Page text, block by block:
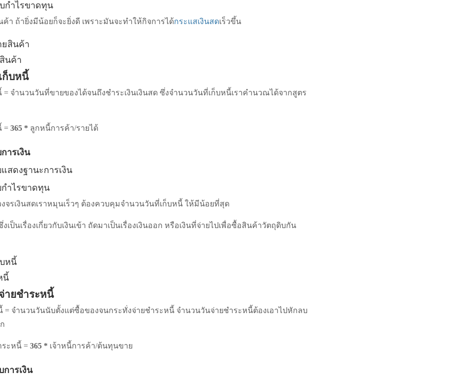
กำไรขาดทุน
า ถ้ายิ่งมีน้อยก็จะยิ่งดี เพราะมันจะทำให้กิจการได้กระแสเงินสดเร็วขึ้น
นค้า
ก็บหนี้
= จำนวนวันที่ขายของได้จนถึงชำระเงินเงินสด ซึ่งจำนวนวันที่เก็บหนี้เราคำนวณได้จากสูตร
= 365 * ลูกหนี้การค้า/รายได้
ารเงิน
แสดงฐานะการเงิน
กำไรขาดทุน
งจรเงินสดเราหมุนเร็วๆ ต้องควบคุมจำนวนวันที่เก็บหนี้ ให้มีน้อยที่สุด
งเป็นเรื่องเกี่ยวกับเงินเข้า ถัดมาเป็นเรื่องเงินออก หรือเงินที่จ่ายไปเพื่อซื้อสินค้าวัตถุดิบกัน
นี้
ายชำระหนี้
= จำนวนวันนับตั้งแต่ซื้อของจนกระทั่งจ่ายชำระหนี้ จำนวนวันจ่ายชำระหนี้ต้องเอาไปหักลบ
ะหนี้ = 365 * เจ้าหนี้การค้า/ต้นทุนขาย
การเงิน